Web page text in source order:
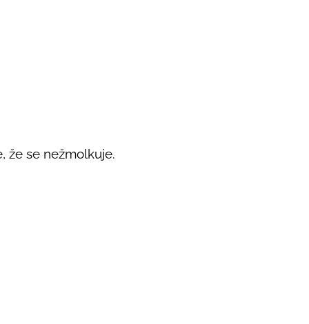
že se nežmolkuje.